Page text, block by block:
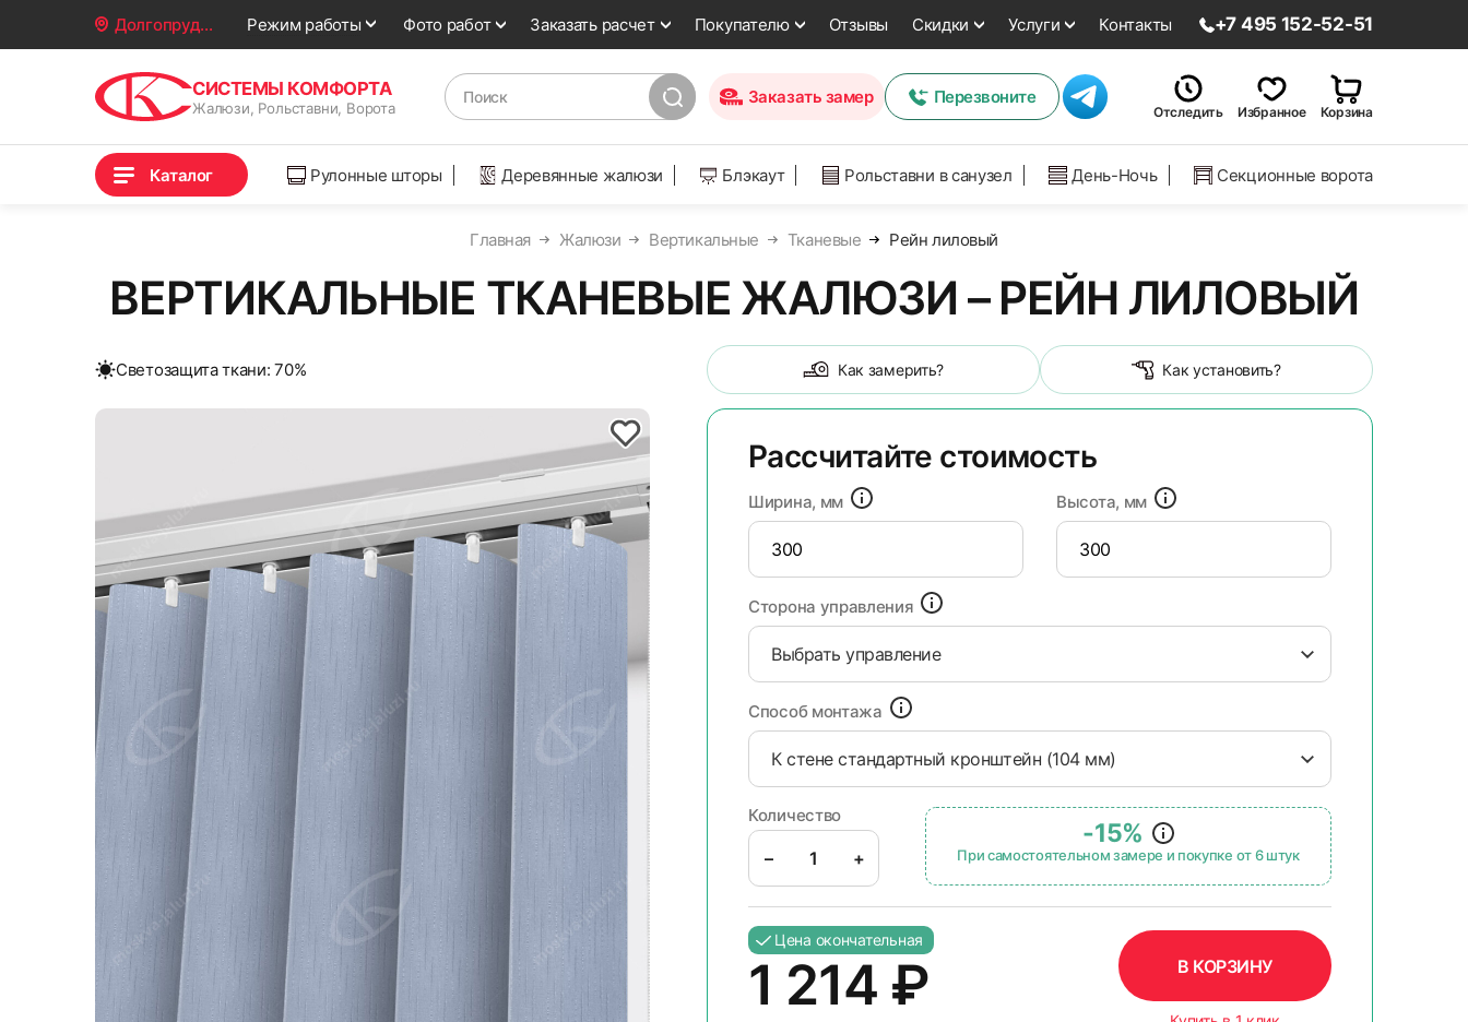
Долгопрудный Режим работы Фото работ Заказать расчет Покупателю Отзывы Скидки Услуги Контакты +7 495 152-52-51
СИСТЕМЫ КОМФОРТА
Жалюзи, Рольставни, Ворота
Заказать замер Перезвоните
Отследить Избранное Корзина
Каталог Рулонные шторы Деревянные жалюзи Блэкаут Рольставни в санузел День-Ночь Секционные ворота
Главная Жалюзи Вертикальные Тканевые Рейн лиловый
ВЕРТИКАЛЬНЫЕ ТКАНЕВЫЕ ЖАЛЮЗИ – РЕЙН ЛИЛОВЫЙ
Cветозащита ткани: 70% Как замерить? Как установить?
Рассчитайте стоимость
Ширина, мм Высота, мм
Сторона управления
Выбрать управление
Способ монтажа
К стене стандартный кронштейн (104 мм)
Количество
– +
-15%
При самостоятельном замере и покупке от 6 штук
Цена окончательная
1 214 ₽ В КОРЗИНУ